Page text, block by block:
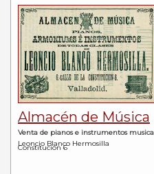
Almacén de Música
Venta de pianos e instrumentos
Leoncio Blanco Hermosilla
Constitución 6